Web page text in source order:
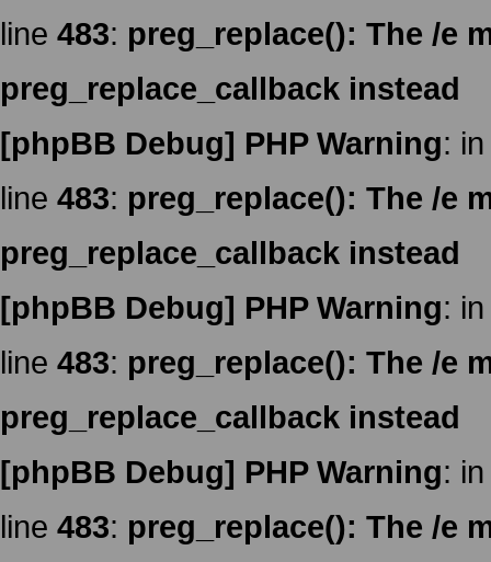
line 483: preg_replace(): The /e
preg_replace_callback instead
[phpBB Debug] PHP Warning:
line 483: preg_replace(): The /e
preg_replace_callback instead
[phpBB Debug] PHP Warning:
line 483: preg_replace(): The /e
preg_replace_callback instead
[phpBB Debug] PHP Warning:
line 483: preg_replace(): The /e